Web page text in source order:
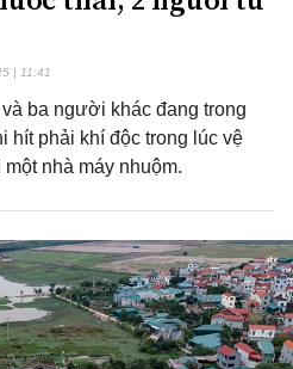
| 11:41
ba người khác đang trong
hít phải khí độc trong lúc vệ
nhà máy nhuộm.